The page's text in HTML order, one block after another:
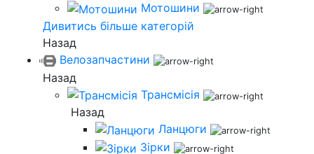
Мотошини
Дивитись більше категорій
Назад
Велозапчастини
Назад
Трансмісія
Назад
Ланцюги
Зірки